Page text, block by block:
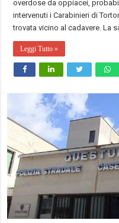
overdose da oppiacei,
intervenuti i Carabinieri di
trovata vicino al cadavere. La
Leggi Tutto »